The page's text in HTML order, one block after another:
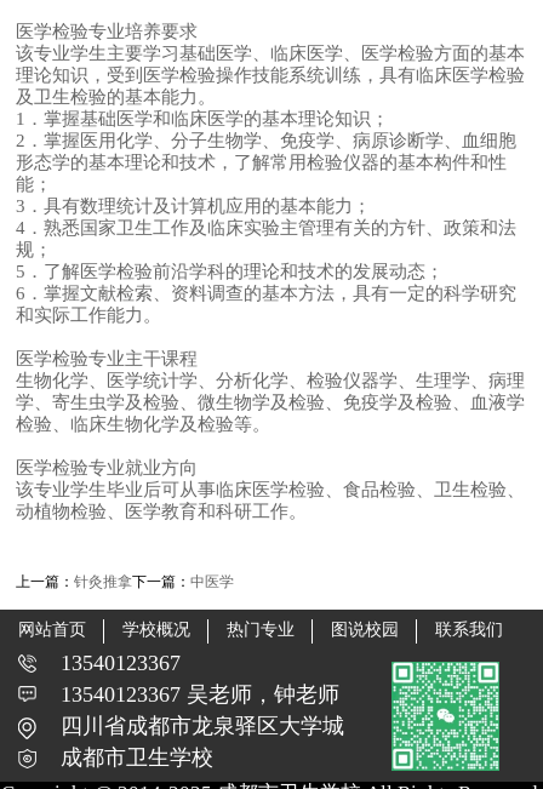
医学检验专业培养要求
该专业学生主要学习基础医学、临床医学、医学检验方面的基本
理论知识，受到医学检验操作技能系统训练，具有临床医学检验
及卫生检验的基本能力。
1．掌握基础医学和临床医学的基本理论知识；
2．掌握医用化学、分子生物学、免疫学、病原诊断学、血细胞
形态学的基本理论和技术，了解常用检验仪器的基本构件和性
能；
3．具有数理统计及计算机应用的基本能力；
4．熟悉国家卫生工作及临床实验主管理有关的方针、政策和法
规；
5．了解医学检验前沿学科的理论和技术的发展动态；
6．掌握文献检索、资料调查的基本方法，具有一定的科学研究
和实际工作能力。
医学检验专业主干课程
生物化学、医学统计学、分析化学、检验仪器学、生理学、病理
学、寄生虫学及检验、微生物学及检验、免疫学及检验、血液学
检验、临床生物化学及检验等。
医学检验专业就业方向
该专业学生毕业后可从事临床医学检验、食品检验、卫生检验、
动植物检验、医学教育和科研工作。
上一篇：针灸推拿下一篇：中医学
网站首页 学校概况 热门专业 图说校园 联系我们
13540123367
13540123367 吴老师，钟老师
四川省成都市龙泉驿区大学城
成都市卫生学校